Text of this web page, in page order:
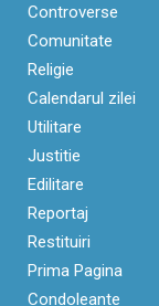
Controverse
Comunitate
Religie
Calendarul zilei
Utilitare
Justitie
Edilitare
Reportaj
Restituiri
Prima Pagina
Condoleante